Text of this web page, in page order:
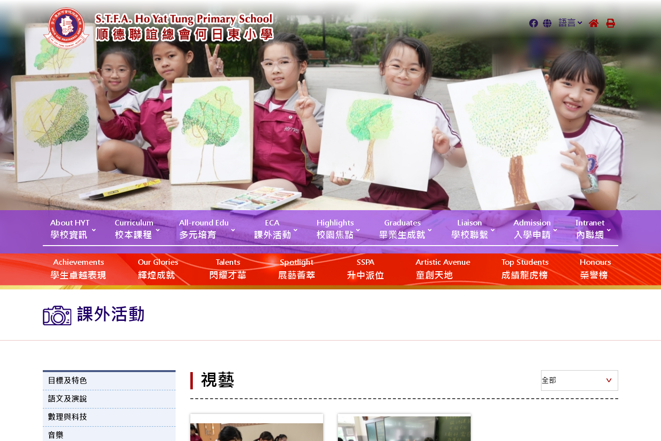
About HYT
學校資訊
Curriculum
校本課程
All-round Edu
多元培育
ECA
課外活動
Highlights
校園焦點
Graduates
畢業生成就
Liaison
學校聯繫
Admission
入學申請
Intranet
內聯網
Achievements
學生卓越表現
Our Glories
輝煌成就
Talents
閃耀才華
Spotlight
展藝薈萃
SSPA
升中派位
Artistic Avenue
‎‎‏‎ㅤ童創天地
Top Students
成績龍虎榜
Honours
榮譽榜
課外活動
目標及特色
語文及演說
數理與科技
音樂
視藝